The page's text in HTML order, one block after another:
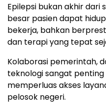
Epilepsi bukan akhir dari
besar pasien dapat
bekerja, bahkan
dan terapi yang tepat
Kolaborasi pemerintah,
teknologi sangat
memperluas akses
pelosok negeri.